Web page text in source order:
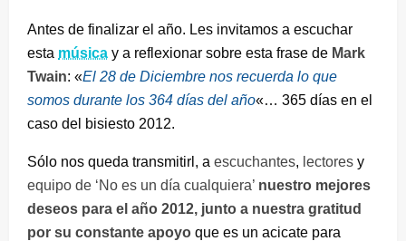
Antes de finalizar el año. Les invitamos a escuchar
esta música y a reflexionar sobre esta frase de Mark
Twain: «El 28 de Diciembre nos recuerda lo que
somos durante los 364 días del año«… 365 días en el
caso del bisiesto 2012.
Sólo nos queda transmitirl, a escuchantes, lectores y
equipo de ‘No es un día cualquiera’ nuestro mejores
deseos para el año 2012, junto a nuestra gratitud
por su constante apoyo que es un acicate para